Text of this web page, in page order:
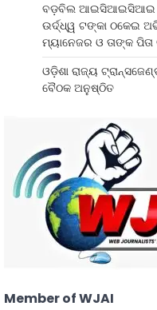
ବଡ଼ବିଲ ଆଇସିଆଇସିଆଇ
ଉର୍ଦ୍ଧ୍ୱ ଟଙ୍କା ଠକେଇ
ମ୍ୟାନେଜର ଓ ତାଙ୍କ
ଓଡ଼ିଶା ରାଜ୍ୟ
ବୈଠକ ଅନୁଷ୍ଠିତ
Member of WJAI